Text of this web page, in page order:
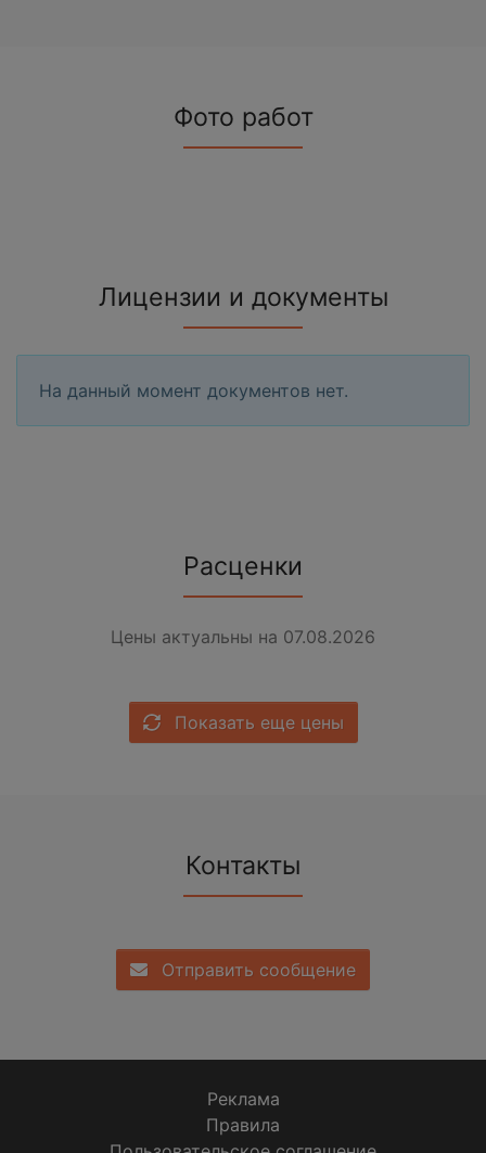
Фото работ
Лицензии и документы
На данный момент документов нет.
Расценки
Цены актуальны на 07.08.2026
Показать еще цены
Контакты
Отправить сообщение
Реклама
Правила